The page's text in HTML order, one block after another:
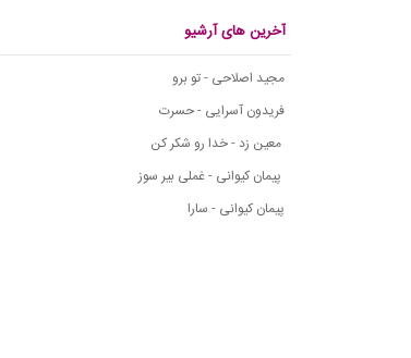
آخرین های آرشیو
مجید اصلاحی - تو برو
فریدون آسرایی - حسرت
معین زد - خدا رو شکر کن
پیمان کیوانی - غملی بیر سوز
پیمان کیوانی - سارا